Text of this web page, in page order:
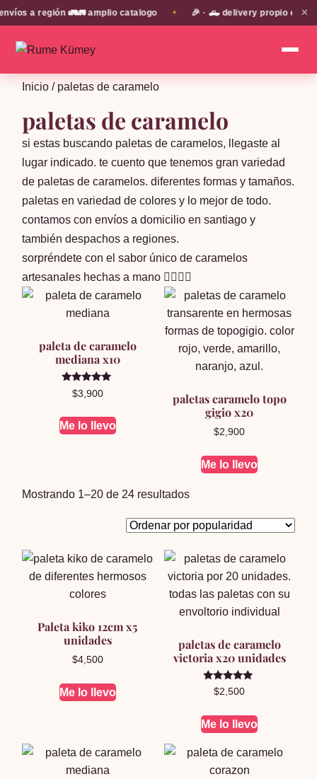
a región 🚛🚛 amplio catalogo ✦ 🎉 · 🛻 delivery propio en EN ✕
Inicio / paletas de caramelo
paletas de caramelo
si estas buscando paletas de caramelos, llegaste al
lugar indicado. te cuento que tenemos gran variedad
de paletas de caramelos. diferentes formas y tamaños.
paletas en variedad de colores y lo mejor de todo.
contamos con envíos a domicilio en santiago y
también despachos a regiones.
sorpréndete con el sabor único de caramelos
artesanales hechas a mano 🖐🏻🖐🏻
paleta de caramelo
mediana x10
Valorado en
5.00
$3,900
Me lo llevo
paletas caramelo topo
gigio x20
$2,900
Me lo llevo
Mostrando 1–20 de 24 resultadosOrdenado
popularidad
Paleta kiko 12cm x5
unidades
$4,500
Me lo llevo
paletas de caramelo
victoria x20 unidades
Valorado en
5.00
$2,500
Me lo llevo